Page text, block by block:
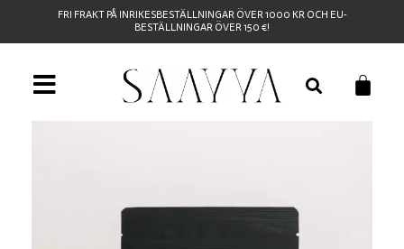
FRI FRAKT PÅ INRIKESBESTÄLLNINGAR ÖVER 1000 KR OCH EU-
BESTÄLLNINGAR ÖVER 150 €!